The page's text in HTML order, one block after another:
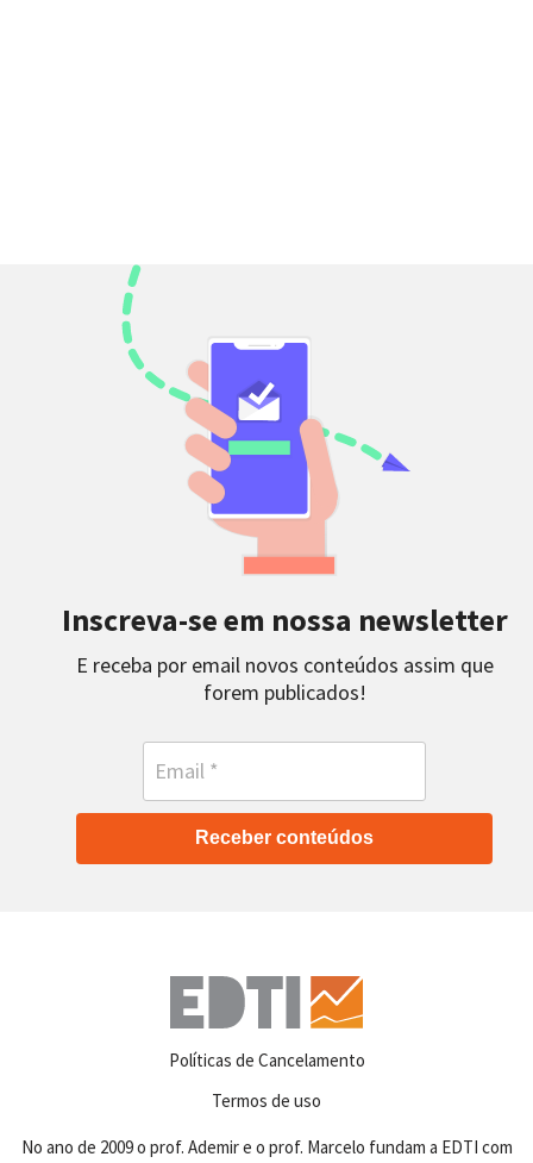
Inscreva-se em nossa newsletter
E receba por email novos conteúdos assim que
forem publicados!
Receber conteúdos
Políticas de Cancelamento
Termos de uso
No ano de 2009 o prof. Ademir e o prof. Marcelo fundam a EDTI com